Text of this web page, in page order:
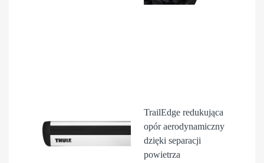
TrailEdge redukująca
opór aerodynamiczny
dzięki separacji
powietrza